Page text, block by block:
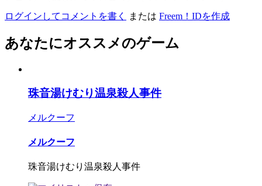
ログインしてコメントを書く または Freem！IDを作成
あなたにオススメのゲーム
珠音湯けむり温泉殺人事件
メルクーフ
メルクーフ
珠音湯けむり温泉殺人事件